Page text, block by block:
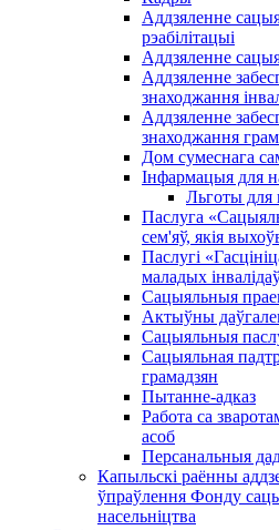
Аддзяленне
рэабілітацыі
Аддзяленне
Аддзяленне
знаходжання
Аддзяленне
знаходжання
Дом сумеснага
Інфармацыя для
Льготы для
Паслуга
сем'яў, якія
Паслугі
маладых
Сацыяльныя
Актыўны
Сацыяльныя
Сацыяльная
грамадзян
Пытанне-адказ
Работа са
асоб
Персанальныя
Капыльскі раённы
ўпраўлення Фонду
насельніцтва